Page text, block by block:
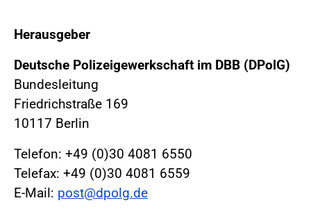
Herausgeber
Deutsche Polizeigewerkschaft im DBB (DPolG)
Bundesleitung
Friedrichstraße 169
10117 Berlin
Telefon: +49 (0)30 4081 6550
Telefax: +49 (0)30 4081 6559
E-Mail: post@dpolg.de